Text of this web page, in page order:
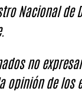
Nacional de
no
opinión de los